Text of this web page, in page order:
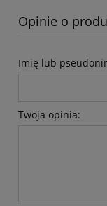
Opinie o
Imię lub
Twoja opinia: